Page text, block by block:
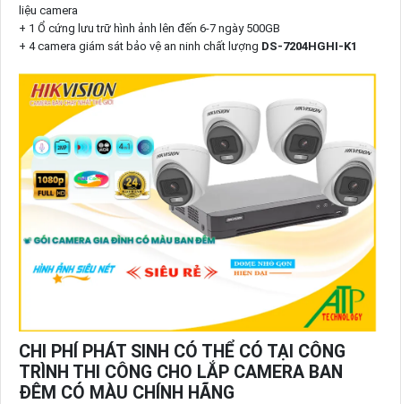
liệu camera
+ 1 Ổ cứng lưu trữ hình ảnh lên đến 6-7 ngày 500GB
+ 4 camera giám sát bảo vệ an ninh chất lượng DS-7204HGHI-K1
CHI PHÍ PHÁT SINH CÓ THỂ CÓ TẠI CÔNG
TRÌNH THI CÔNG CHO LẮP CAMERA BAN
ĐÊM CÓ MÀU CHÍNH HÃNG